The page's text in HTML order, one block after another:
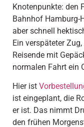
Knotenpunkte: den
Bahnhof Hamburg-
aber schnell
Ein verspäteter
Reisende mit
normalen Fahrt ein
Hier ist
ist eingeplant, die
er ist. Das nimmt
den frühen